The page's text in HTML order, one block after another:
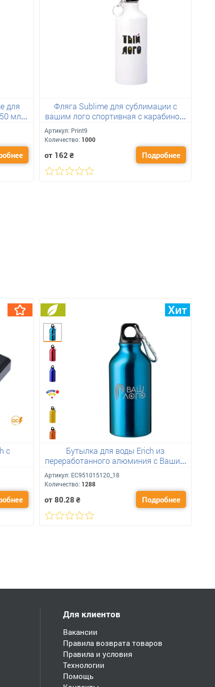
для
мл
Фляга Sublime для сублимации с
вашим лого спортивная с карабином
Артикул: Print9
Количество: 1000
от 162 ₴ Подробнее
с
Бутылка для воды Erich из
переработанного алюминия с Вашим
лого 400 мл
Артикул: ЕС951015120_18
Количество: 1288
от 80.28 ₴ Подробнее
Для клиентов
Вакансии
Правила возврата товаров
Правила и условия
Технологии
Помощь